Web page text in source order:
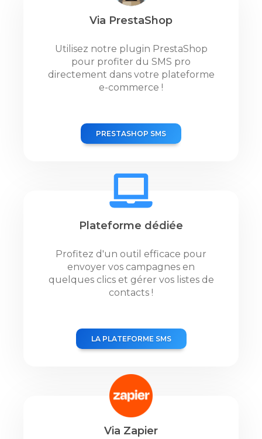
Via PrestaShop
Utilisez notre plugin PrestaShop
pour profiter du SMS pro
directement dans votre plateforme
e-commerce !
PRESTASHOP SMS
Plateforme dédiée
Profitez d'un outil efficace pour
envoyer vos campagnes en
quelques clics et gérer vos listes de
contacts !
LA PLATEFORME SMS
Via Zapier